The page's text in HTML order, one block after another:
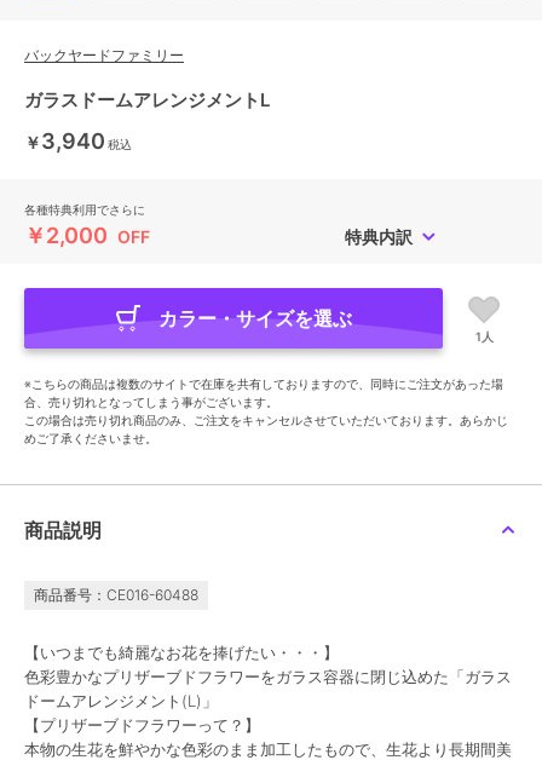
バックヤードファミリー
ガラスドームアレンジメントL
￥3,940 税込
各種特典利用でさらに
￥2,000 OFF 特典内訳
カラー・サイズを選ぶ
1人
※こちらの商品は複数のサイトで在庫を共有しておりますので、同時にご注文があった場
合、売り切れとなってしまう事がございます。
この場合は売り切れ商品のみ、ご注文をキャンセルさせていただいております。あらかじ
めご了承くださいませ。
商品説明
商品番号：CE016-60488
【いつまでも綺麗なお花を捧げたい・・・】
色彩豊かなプリザーブドフラワーをガラス容器に閉じ込めた「ガラス
ドームアレンジメント(L)」
【プリザーブドフラワーって？】
本物の生花を鮮やかな色彩のまま加工したもので、生花より長期間美